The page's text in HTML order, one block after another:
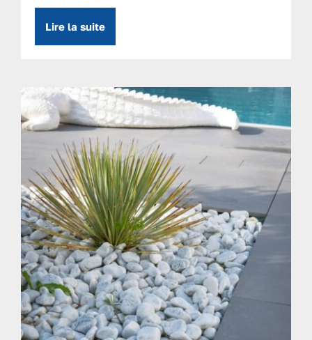
Lire la suite